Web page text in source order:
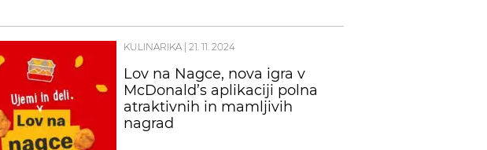
KULINARIKA| 21. 11. 2024
Lov na Nagce, nova igra v
McDonald’s aplikaciji polna
atraktivnih in mamljivih
nagrad